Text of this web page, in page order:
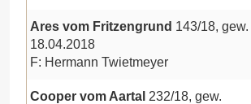
Ares vom Fritzengrund 143/18, gew.
18.04.2018
F: Hermann Twietmeyer
Cooper vom Aartal 232/18, gew.